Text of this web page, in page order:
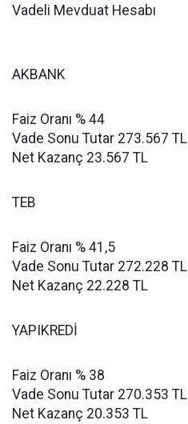
Vadeli Mevduat Hesabı
AKBANK
Faiz Oranı % 44
Vade Sonu Tutar 273.567 TL
Net Kazanç 23.567 TL
TEB
Faiz Oranı % 41,5
Vade Sonu Tutar 272.228 TL
Net Kazanç 22.228 TL
YAPIKREDİ
Faiz Oranı % 38
Vade Sonu Tutar 270.353 TL
Net Kazanç 20.353 TL